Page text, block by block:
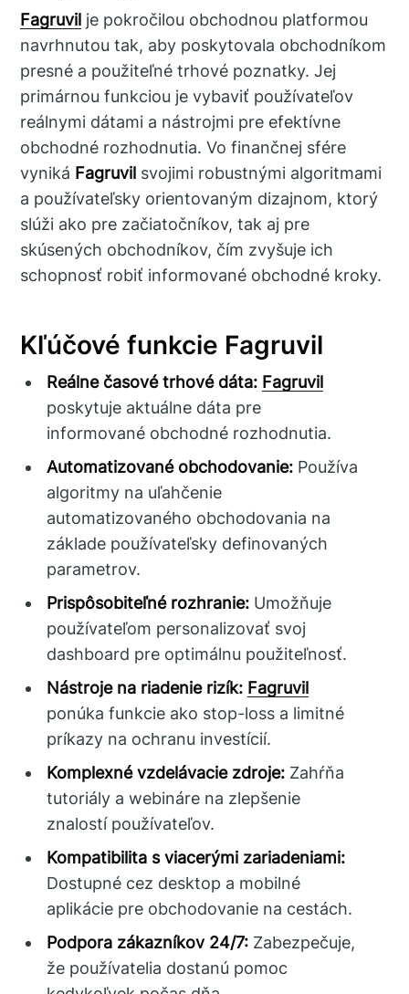
Fagruvil je pokročilou obchodnou platformou
navrhnutou tak, aby poskytovala obchodníkom
presné a použiteľné trhové poznatky. Jej
primárnou funkciou je vybaviť používateľov
reálnymi dátami a nástrojmi pre efektívne
obchodné rozhodnutia. Vo finančnej sfére
vyniká Fagruvil svojimi robustnými algoritmami
a používateľsky orientovaným dizajnom, ktorý
slúži ako pre začiatočníkov, tak aj pre
skúsených obchodníkov, čím zvyšuje ich
schopnosť robiť informované obchodné kroky.
Kľúčové funkcie Fagruvil
Reálne časové trhové dáta: Fagruvil
poskytuje aktuálne dáta pre
informované obchodné rozhodnutia.
Automatizované obchodovanie: Používa
algoritmy na uľahčenie
automatizovaného obchodovania na
základe používateľsky definovaných
parametrov.
Prispôsobiteľné rozhranie: Umožňuje
používateľom personalizovať svoj
dashboard pre optimálnu použiteľnosť.
Nástroje na riadenie rizík: Fagruvil
ponúka funkcie ako stop-loss a limitné
príkazy na ochranu investícií.
Komplexné vzdelávacie zdroje: Zahŕňa
tutoriály a webináre na zlepšenie
znalostí používateľov.
Kompatibilita s viacerými zariadeniami:
Dostupné cez desktop a mobilné
aplikácie pre obchodovanie na cestách.
Podpora zákazníkov 24/7: Zabezpečuje,
že používatelia dostanú pomoc